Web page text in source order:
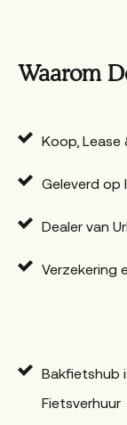
Waarom
Koop, Lease
Geleverd op
Dealer van
Verzekering
Bakfietshub
Fietsverhuur